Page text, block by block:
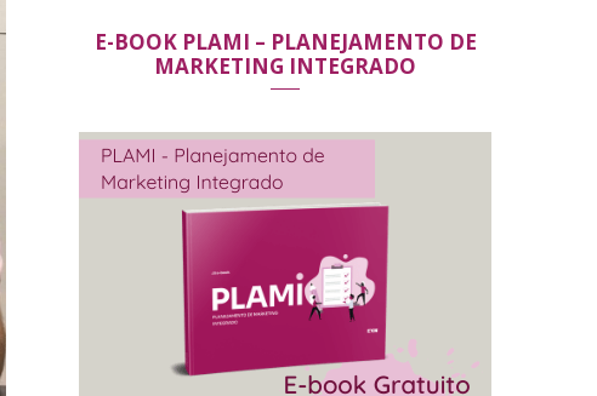
E-BOOK PLAMI – PLANEJAMENTO DE
MARKETING INTEGRADO